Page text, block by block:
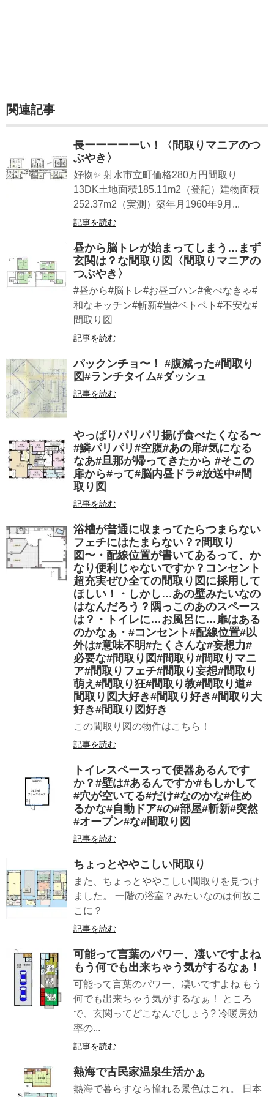
関連記事
長ーーーーーい！〈間取りマニアのつ
ぶやき〉
好物✨ 射水市立町価格280万円間取り
13DK土地面積185.11m2（登記）建物面積
252.37m2（実測）築年月1960年9月...
記事を読む
昼から脳トレが始まってしまう…まず
玄関は？な間取り図〈間取りマニアの
つぶやき〉
#昼から#脳トレ#お昼ゴハン#食べなきゃ#
和なキッチン#斬新#畳#ベトベト#不安な#
間取り図
記事を読む
パックンチョ〜！ #腹減った#間取り
図#ランチタイム#ダッシュ
記事を読む
やっぱりパリパリ揚げ食べたくなる〜
#鱗パリパリ#空腹#あの扉#気になる
なあ#旦那が帰ってきたから #そこの
扉から#って#脳内昼ドラ#放送中#間
取り図
記事を読む
浴槽が普通に収まってたらつまらない
フェチにはたまらない？?間取り
図〜・配線位置が書いてあるって、か
なり便利じゃないですか？コンセント
超充実ぜひ全ての間取り図に採用して
ほしい！・しかし…あの壁みたいなの
はなんだろう？隅っこのあのスペース
は？・トイレに…お風呂に…扉はある
のかなぁ・#コンセント#配線位置#以
外は#意味不明#たくさんな#妄想力#
必要な#間取り図#間取り#間取りマニ
ア#間取りフェチ#間取り妄想#間取り
萌え#間取り狂#間取り教#間取り道#
間取り図大好き#間取り好き#間取り大
好き#間取り図好き
この間取り図の物件はこちら！
記事を読む
トイレスペースって便器あるんです
か？#壁は#あるんですか#もしかして
#穴が空いてる#だけ#なのかな#住め
るかな#自動ドア#の#部屋#斬新#突然
#オープン#な#間取り図
記事を読む
ちょっとややこしい間取り
また、ちょっとややこしい間取りを見つけ
ました。 一階の浴室？みたいなのは何故こ
こに？
記事を読む
可能って言葉のパワー、凄いですよね
もう何でも出来ちゃう気がするなぁ！
可能って言葉のパワー、凄いですよね もう
何でも出来ちゃう気がするなぁ！ ところ
で、玄関ってどこなんでしょう? 冷暖房効
率の...
記事を読む
熱海で古民家温泉生活かぁ
熱海で暮らすなら憧れる景色はこれ。 日本